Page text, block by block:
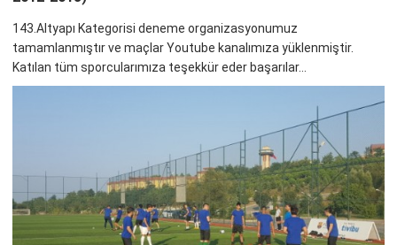
143.Altyapı Kategorisi deneme organizasyonumuz
tamamlanmıştır ve maçlar Youtube kanalımıza yüklenmiştir.
Katılan tüm sporcularımıza teşekkür eder başarılar...